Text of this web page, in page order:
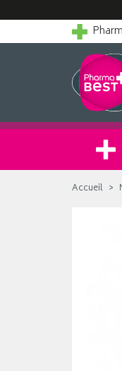
Accueil